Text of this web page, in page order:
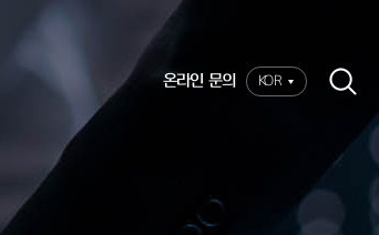
온라인 문의 KOR